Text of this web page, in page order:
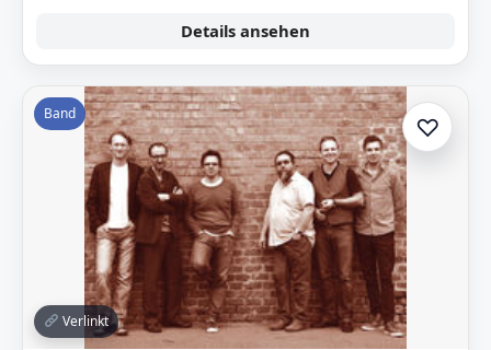
Details ansehen
Band
Verlinkt
♡Zur